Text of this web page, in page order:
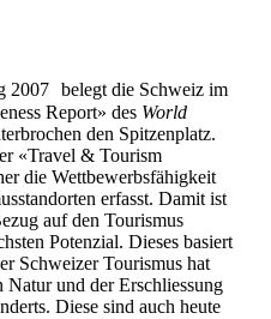
2007 belegt die Schweiz im
Report» des World
den Spitzenplatz.
«Travel & Tourism
die Wettbewerbsfähigkeit
erfasst. Damit ist
auf den Tourismus
Potenzial. Dieses basiert
Schweizer Tourismus hat
Natur und der Erschliessung
Diese sind auch heute